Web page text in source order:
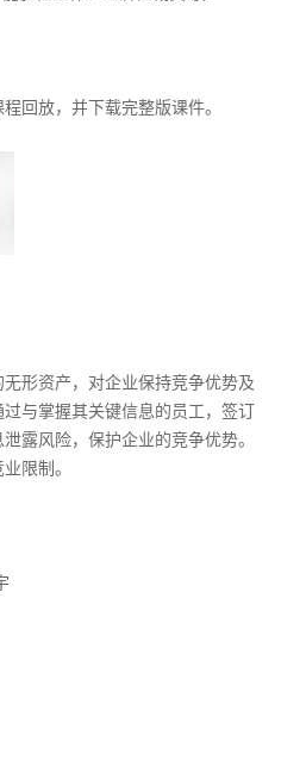
回放，并下载完整版课件。
形资产，对企业保持竞争优势及
与掌握其关键信息的员工，签订
露风险，保护企业的竞争优势。
限制。